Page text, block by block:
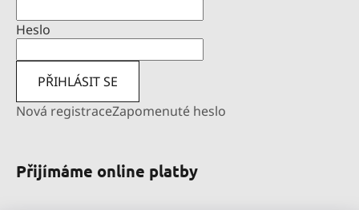
Heslo
PŘIHLÁSIT SE
Nová registraceZapomenuté heslo
Přijímáme online platby